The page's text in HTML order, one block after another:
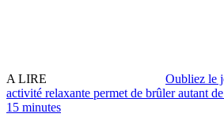
A LIRE
Oubliez le
activité relaxante permet de brûler autant
15 minutes